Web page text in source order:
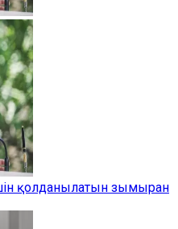
қолданылатын зымыран